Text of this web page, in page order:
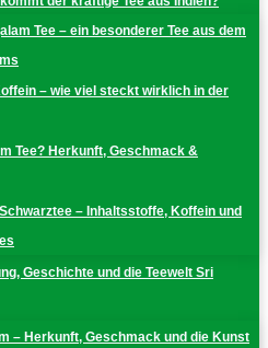
Tee – ein besonderer Tee aus dem
– wie viel steckt wirklich in der
Tee? Herkunft, Geschmack &
– Inhaltsstoffe, Koffein und
Geschichte und die Teewelt Sri
– Herkunft, Geschmack und die Kunst